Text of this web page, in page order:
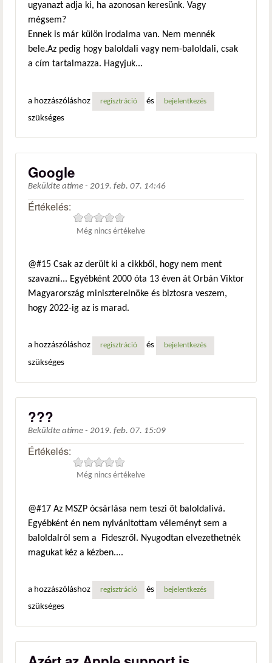
ugyanazt adja ki, ha azonosan keresünk. Vagy
mégsem?
Ennek is már külön irodalma van. Nem mennék
bele.Az pedig hogy baloldali vagy nem-baloldali, csak
a cím tartalmazza. Hagyjuk...
a hozzászóláshoz regisztráció és bejelentkezés
szükséges
Google
Beküldte atime - 2019. feb. 07. 14:46
Értékelés:
Még nincs értékelve
@#15 Csak az derült ki a cikkből, hogy nem ment
szavazni... Egyébként 2000 óta 13 éven át Orbán Viktor
Magyarország miniszterelnöke és biztosra veszem,
hogy 2022-ig az is marad.
a hozzászóláshoz regisztráció és bejelentkezés
szükséges
???
Beküldte atime - 2019. feb. 07. 15:09
Értékelés:
Még nincs értékelve
@#17 Az MSZP ócsárlása nem teszi öt baloldalivá.
Egyébként én nem nylvánitottam véleményt sem a
baloldalról sem a Fideszről. Nyugodtan elvezethetnék
magukat kéz a kézben....
a hozzászóláshoz regisztráció és bejelentkezés
szükséges